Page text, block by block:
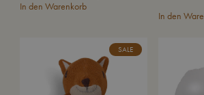
In den Warenkorb
In den
SALE